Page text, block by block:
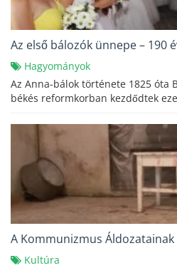
Az első bálozók ünnepe – 190
Hagyományok
Az Anna-bálok története 1825 óta
békés reformkorban kezdődtek
A Kommunizmus Áldozatainak
Kultúra